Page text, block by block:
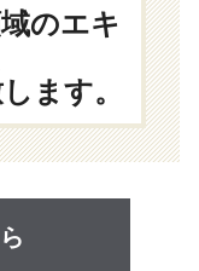
のエキ
ます。